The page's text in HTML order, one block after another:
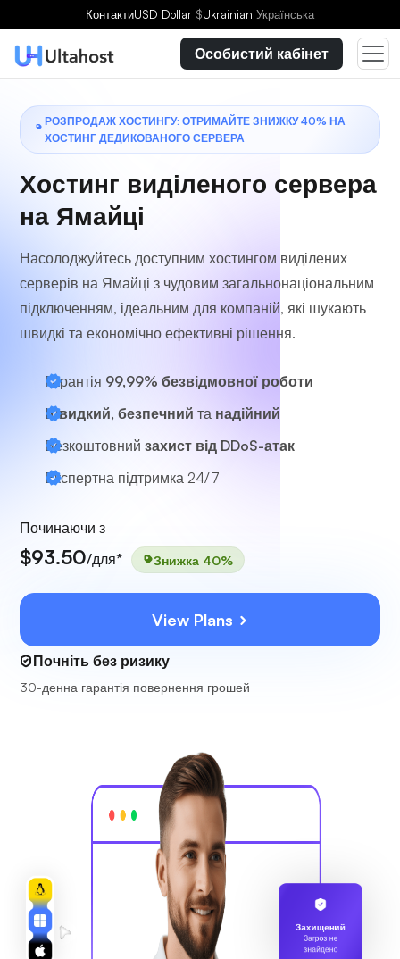
КонтактиUSD Dollar $Ukrainian Українська
Особистий кабінет
РОЗПРОДАЖ ХОСТИНГУ: ОТРИМАЙТЕ ЗНИЖКУ 40% НА
ХОСТИНГ ДЕДИКОВАНОГО СЕРВЕРА
Хостинг виділеного сервера
на Ямайці
Насолоджуйтесь доступним хостингом виділених
серверів на Ямайці з чудовим загальнонаціональним
підключенням, ідеальним для компаній, які шукають
швидкі та економічно ефективні рішення.
Гарантія 99,99% безвідмовної роботи
Швидкий, безпечний та надійний
Безкоштовний захист від DDoS-атак
Експертна підтримка 24/7
Починаючи з
$93.50/для* Знижка 40%
View Plans
Почніть без ризику
30-денна гарантія повернення грошей
Захищений
Загроз не
знайдено